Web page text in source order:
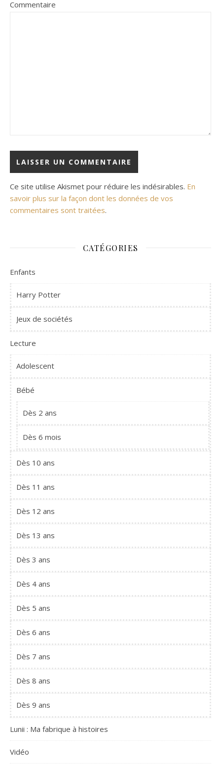
Commentaire
Ce site utilise Akismet pour réduire les indésirables. En
savoir plus sur la façon dont les données de vos
commentaires sont traitées.
CATÉGORIES
Enfants
Harry Potter
Jeux de sociétés
Lecture
Adolescent
Bébé
Dès 2 ans
Dès 6 mois
Dès 10 ans
Dès 11 ans
Dès 12 ans
Dès 13 ans
Dès 3 ans
Dès 4 ans
Dès 5 ans
Dès 6 ans
Dès 7 ans
Dès 8 ans
Dès 9 ans
Lunii : Ma fabrique à histoires
Vidéo